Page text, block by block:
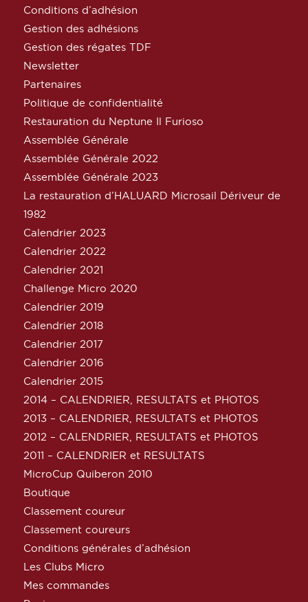
Conditions d’adhésion
Gestion des adhésions
Gestion des régates TDF
Newsletter
Partenaires
Politique de confidentialité
Restauration du Neptune Il Furioso
Assemblée Générale
Assemblée Générale 2022
Assemblée Générale 2023
La restauration d’HALUARD Microsail Dériveur de
1982
Calendrier 2023
Calendrier 2022
Calendrier 2021
Challenge Micro 2020
Calendrier 2019
Calendrier 2018
Calendrier 2017
Calendrier 2016
Calendrier 2015
2014 – CALENDRIER, RESULTATS et PHOTOS
2013 – CALENDRIER, RESULTATS et PHOTOS
2012 – CALENDRIER, RESULTATS et PHOTOS
2011 – CALENDRIER et RESULTATS
MicroCup Quiberon 2010
Boutique
Classement coureur
Classement coureurs
Conditions générales d’adhésion
Les Clubs Micro
Mes commandes